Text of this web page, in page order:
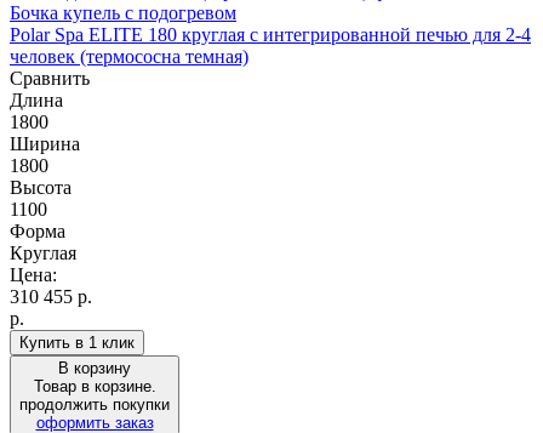
Бочка купель с подогревом
Polar Spa ELITE 180 круглая с интегрированной печью для 2-4
человек (термососна темная)
Сравнить
Длина
1800
Ширина
1800
Высота
1100
Форма
Круглая
Цена:
310 455 р.
р.
Купить в 1 клик
В корзину
Товар в корзине.
продолжить покупки
оформить заказ